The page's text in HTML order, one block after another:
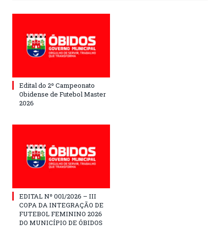
Edital do 2º Campeonato
Obidense de Futebol Master
2026
EDITAL Nº 001/2026 – III
COPA DA INTEGRAÇÃO DE
FUTEBOL FEMININO 2026
DO MUNICÍPIO DE ÓBIDOS